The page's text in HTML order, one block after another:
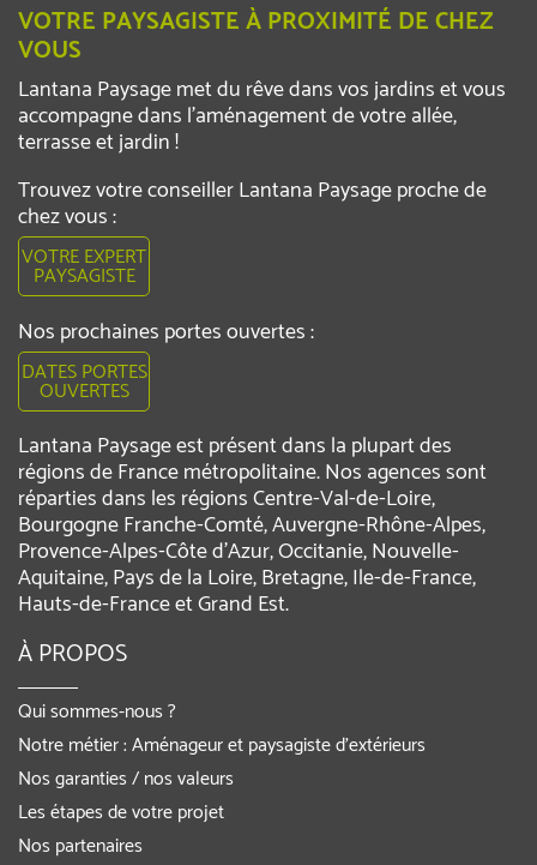
VOTRE PAYSAGISTE À PROXIMITÉ DE CHEZ
VOUS
Lantana Paysage met du rêve dans vos jardins et vous
accompagne dans l’aménagement de votre allée,
terrasse et jardin !
Trouvez votre conseiller Lantana Paysage proche de
chez vous :
VOTRE EXPERT
PAYSAGISTE
Nos prochaines portes ouvertes :
DATES PORTES
OUVERTES
Lantana Paysage est présent dans la plupart des
régions de France métropolitaine. Nos agences sont
réparties dans les régions Centre-Val-de-Loire,
Bourgogne Franche-Comté, Auvergne-Rhône-Alpes,
Provence-Alpes-Côte d'Azur, Occitanie, Nouvelle-
Aquitaine, Pays de la Loire, Bretagne, Ile-de-France,
Hauts-de-France et Grand Est.
À PROPOS
Qui sommes-nous ?
Notre métier : Aménageur et paysagiste d’extérieurs
Nos garanties / nos valeurs
Les étapes de votre projet
Nos partenaires